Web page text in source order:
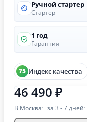
Ручной стартер
Стартер
1 год
Гарантия
75 Индекс качества
46 490 ₽
В Москва за 3 - 7 дней